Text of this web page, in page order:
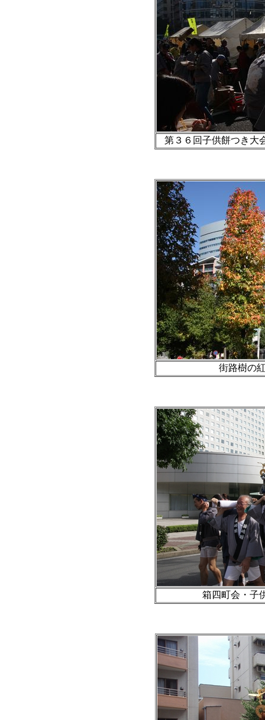
第３６回子供餅つき大
街路樹の
箱四町会・子